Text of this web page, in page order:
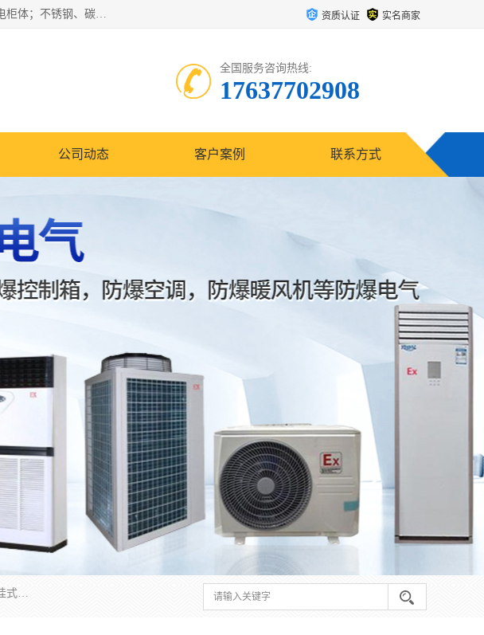
防爆正压分析小屋；不锈钢、碳钢材质防爆正压通风柜，分上下、左右、外挂三种款式；立式、挂式防爆配电柜体；不锈钢、碳钢防爆变频、磁力、星三角启动器；不锈钢、碳钢、铸铝防爆控制箱柜；可操作按键、多块式防爆仪表箱；多材质防爆接线箱；台式防爆电脑、防爆监视器。产品适配石油、化工、煤炭、电力、纺织、酿酒、航天、铁路、冶金、船舶、消防、市政等多行业工况使用。 资质认证 实名商家
全国服务咨询热线:
17637702908
公司动态 客户案例 联系方式
防爆正压分析小屋；不锈钢、碳钢材质防爆正压通风柜，分上下、左右、外挂三种款式；立式、挂式防爆配电柜体；不锈钢、碳钢防爆变频、磁力、星三角启动器；不锈钢、碳钢、铸铝防爆控制箱柜；可操作按键、多块式防爆仪表箱；多材质防爆接线箱；台式防爆电脑、防爆监视器。产品适配石油、化工、煤炭、电力、纺织、酿酒、航天、铁路、冶金、船舶、消防、市政等多行业工况使用。